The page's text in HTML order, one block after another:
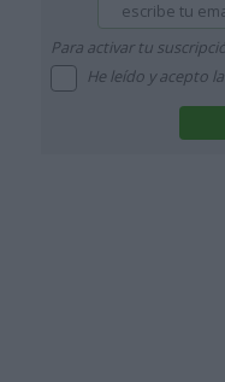
Para activar tu
He leído y acepto la